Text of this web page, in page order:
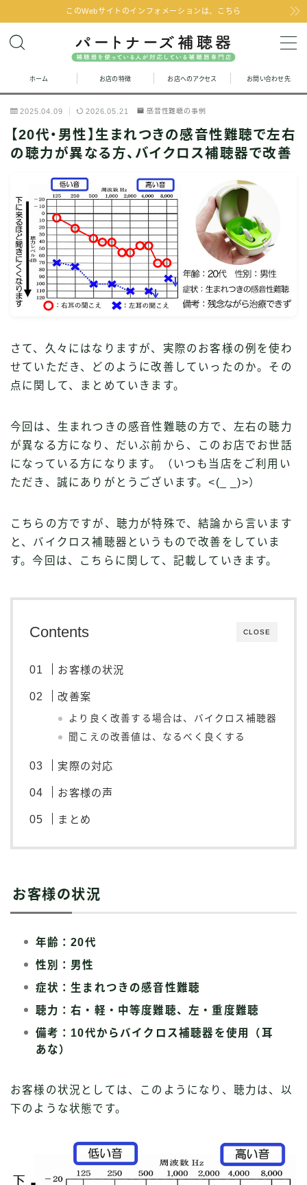
このWebサイトのインフォメーションは、こちら
MENU
お問い合わせ
お店の特徴
聞こえの改善と補聴器のFAQ
お客様の声
取り扱い補聴器
ホーム お店の特徴 お店へのアクセス お問い合わせ先
2025.04.09 2026.05.21 感音性難聴の事例
【20代・男性】生まれつきの感音性難聴で左右
の聴力が異なる方、バイクロス補聴器で改善
さて、久々にはなりますが、実際のお客様の例を使わ
せていただき、どのように改善していったのか。その
点に関して、まとめていきます。
今回は、生まれつきの感音性難聴の方で、左右の聴力
が異なる方になり、だいぶ前から、このお店でお世話
になっている方になります。（いつも当店をご利用い
ただき、誠にありがとうございます。<(_ _)>）
こちらの方ですが、聴力が特殊で、結論から言います
と、バイクロス補聴器というもので改善をしていま
す。今回は、こちらに関して、記載していきます。
CLOSE
Contents
お客様の状況
改善案
より良く改善する場合は、バイクロス補聴器
聞こえの改善値は、なるべく良くする
実際の対応
お客様の声
まとめ
お客様の状況
年齢：20代
性別：男性
症状：生まれつきの感音性難聴
聴力：右・軽・中等度難聴、左・重度難聴
備考：10代からバイクロス補聴器を使用（耳
あな）
お客様の状況としては、このようになり、聴力は、以
下のような状態です。